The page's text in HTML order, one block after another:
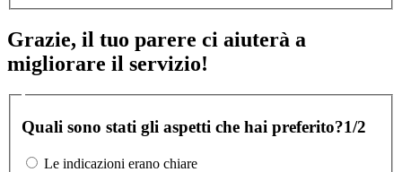
Grazie, il tuo parere ci aiuterà a
migliorare il servizio!
Quali sono stati gli aspetti che hai preferito?1/2
Le indicazioni erano chiare